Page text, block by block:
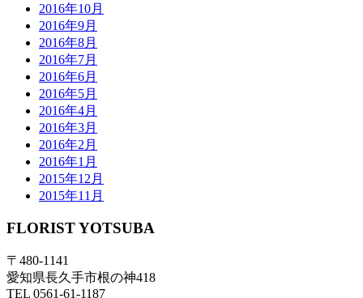
2016年10月
2016年9月
2016年8月
2016年7月
2016年6月
2016年5月
2016年4月
2016年3月
2016年2月
2016年1月
2015年12月
2015年11月
FLORIST YOTSUBA
〒480-1141
愛知県長久手市根の神418
TEL 0561-61-1187